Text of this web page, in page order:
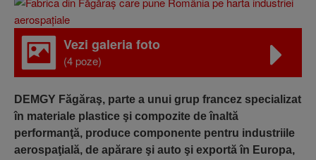
Vezi galeria foto
(4 poze)
DEMGY Făgăraş, parte a unui grup francez specializat
în materiale plastice şi compozite de înaltă
performanţă, produce componente pentru industriile
aerospaţială, de apărare şi auto şi exportă în Europa,